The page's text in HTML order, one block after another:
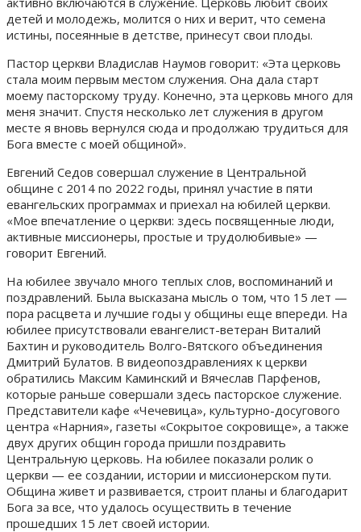
детей и молодежь, молится о них и верит, что семена
истины, посеянные в детстве, принесут свои плоды.
Пастор церкви Владислав Наумов говорит: «Эта церковь
стала моим первым местом служения. Она дала старт
моему пасторскому труду. Конечно, эта церковь много для
меня значит. Спустя несколько лет служения в другом
месте я вновь вернулся сюда и продолжаю трудиться для
Бога вместе с моей общиной».
Евгений Седов совершал служение в Центральной
общине с 2014 по 2022 годы, принял участие в пяти
евангельских программах и приехал на юбилей церкви.
«Мое впечатление о церкви: здесь посвященные люди,
активные миссионеры, простые и трудолюбивые» —
говорит Евгений.
На юбилее звучало много теплых слов, воспоминаний и
поздравлений. Была высказана мысль о том, что 15 лет —
пора расцвета и лучшие годы у общины еще впереди. На
юбилее присутствовали евангелист-ветеран Виталий
Бахтин и руководитель Волго-Вятского объединения
Дмитрий Булатов. В видеопоздравлениях к церкви
обратились Максим Каминский и Вячеслав Парфенов,
которые раньше совершали здесь пасторское служение.
Представители кафе «Чечевица», культурно-досугового
центра «Нарния», газеты «Сокрытое сокровище», а также
двух других общин города пришли поздравить
Центральную церковь. На юбилее показали ролик о
церкви — ее создании, истории и миссионерском пути.
Община живет и развивается, строит планы и благодарит
Бога за все, что удалось осуществить в течение
прошедших 15 лет своей истории.